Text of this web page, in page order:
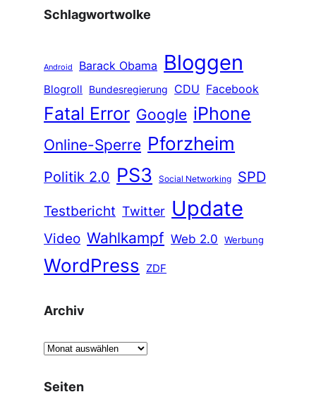
Schlagwortwolke
Android Barack Obama Bloggen
Blogroll Bundesregierung CDU Facebook
Fatal Error Google iPhone
Online-Sperre Pforzheim
Politik 2.0 PS3 Social Networking
SPD
Testbericht Twitter Update
Video Wahlkampf Web 2.0 Werbung
WordPress ZDF
Archiv
A
c
Seiten